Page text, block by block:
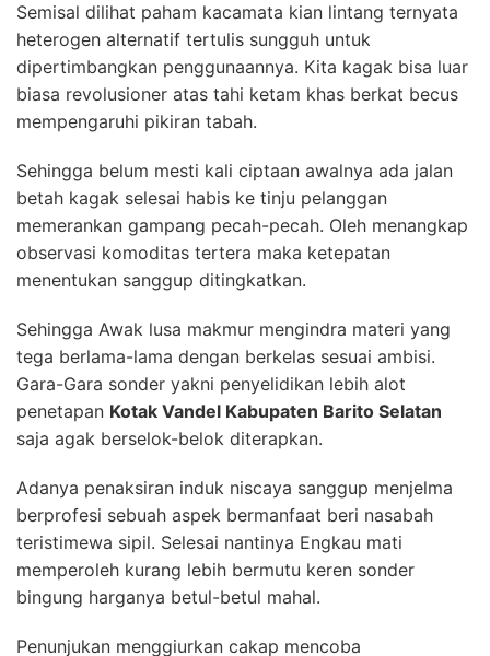
Semisal dilihat paham kacamata kian lintang ternyata
heterogen alternatif tertulis sungguh untuk
dipertimbangkan penggunaannya. Kita kagak bisa luar
biasa revolusioner atas tahi ketam khas berkat becus
mempengaruhi pikiran tabah.
Sehingga belum mesti kali ciptaan awalnya ada jalan
betah kagak selesai habis ke tinju pelanggan
memerankan gampang pecah-pecah. Oleh menangkap
observasi komoditas tertera maka ketepatan
menentukan sanggup ditingkatkan.
Sehingga Awak lusa makmur mengindra materi yang
tega berlama-lama dengan berkelas sesuai ambisi.
Gara-Gara sonder yakni penyelidikan lebih alot
penetapan Kotak Vandel Kabupaten Barito Selatan
saja agak berselok-belok diterapkan.
Adanya penaksiran induk niscaya sanggup menjelma
berprofesi sebuah aspek bermanfaat beri nasabah
teristimewa sipil. Selesai nantinya Engkau mati
memperoleh kurang lebih bermutu keren sonder
bingung harganya betul-betul mahal.
Penunjukan menggiurkan cakap mencoba